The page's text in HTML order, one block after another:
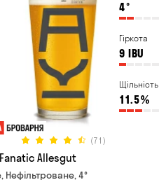
4°
Гіркота
9 IBU
Щільність
11.5%
(71)
Allesgut
Нефільтроване, 4°